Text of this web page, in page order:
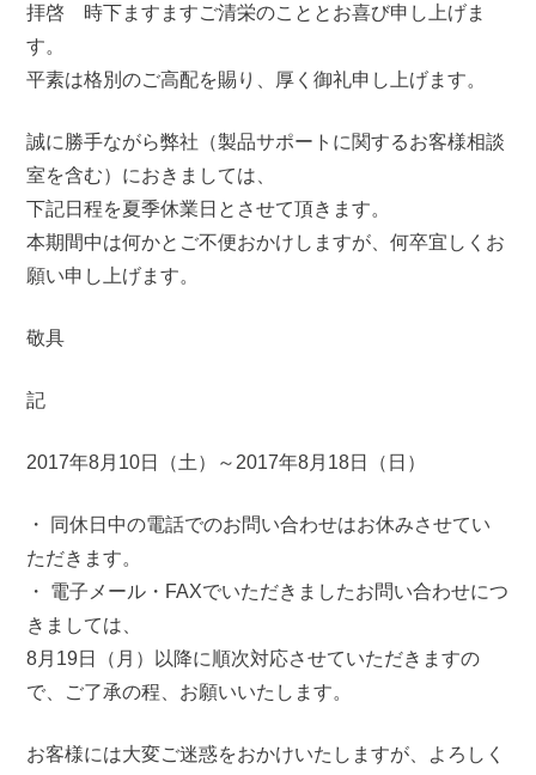
拝啓 時下ますますご清栄のこととお喜び申し上げま
す。
平素は格別のご高配を賜り、厚く御礼申し上げます。
誠に勝手ながら弊社（製品サポートに関するお客様相談
室を含む）におきましては、
下記日程を夏季休業日とさせて頂きます。
本期間中は何かとご不便おかけしますが、何卒宜しくお
願い申し上げます。
敬具
記
2017年8月10日（土）～2017年8月18日（日）
・ 同休日中の電話でのお問い合わせはお休みさせてい
ただきます。
・ 電子メール・FAXでいただきましたお問い合わせにつ
きましては、
8月19日（月）以降に順次対応させていただきますの
で、ご了承の程、お願いいたします。
お客様には大変ご迷惑をおかけいたしますが、よろしく